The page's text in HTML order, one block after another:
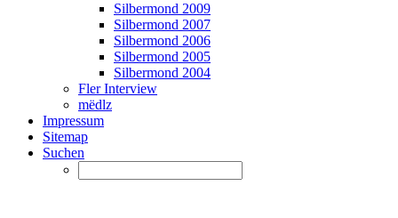
Silbermond 2009
Silbermond 2007
Silbermond 2006
Silbermond 2005
Silbermond 2004
Fler Interview
mëdlz
Impressum
Sitemap
Suchen